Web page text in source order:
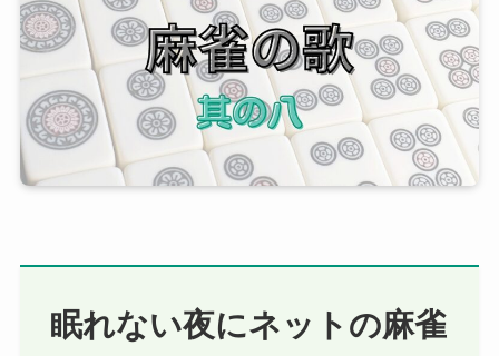
眠れない夜にネットの麻雀